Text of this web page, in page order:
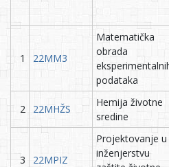
1 22MM3
Matematička
obrada
podataka
2 22MHŽS
Hemija životne
sredine
3 22MPIZ
Projektovanje u
inženjerstvu